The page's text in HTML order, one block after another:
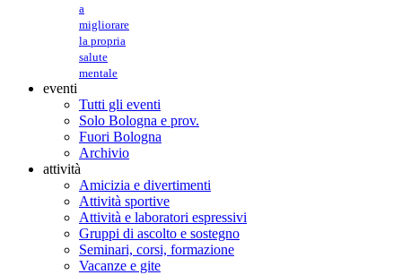
a
migliorare
la propria
salute
mentale
eventi
Tutti gli eventi
Solo Bologna e prov.
Fuori Bologna
Archivio
attività
Amicizia e divertimenti
Attività sportive
Attività e laboratori espressivi
Gruppi di ascolto e sostegno
Seminari, corsi, formazione
Vacanze e gite